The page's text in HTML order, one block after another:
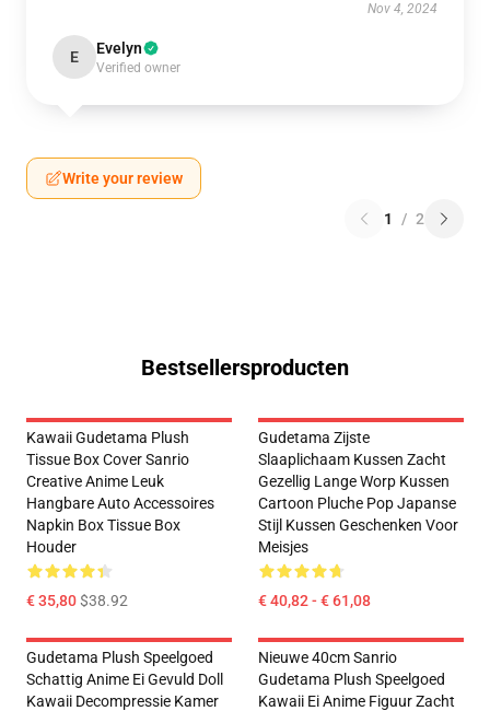
Nov 4, 2024
E Evelyn
Verified owner
Write your review
1 / 2
Bestsellersproducten
Kawaii Gudetama Plush
Tissue Box Cover Sanrio
Creative Anime Leuk
Hangbare Auto Accessoires
Napkin Box Tissue Box
Houder
€ 35,80$38.92
Gudetama Zijste
Slaaplichaam Kussen Zacht
Gezellig Lange Worp Kussen
Cartoon Pluche Pop Japanse
Stijl Kussen Geschenken Voor
Meisjes
€ 40,82 - € 61,08
Gudetama Plush Speelgoed
Schattig Anime Ei Gevuld Doll
Kawaii Decompressie Kamer
Nieuwe 40cm Sanrio
Gudetama Plush Speelgoed
Kawaii Ei Anime Figuur Zacht